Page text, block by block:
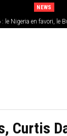
NEWS
le Nigeria en favori, le
chances de l’Afrique de
Curtis